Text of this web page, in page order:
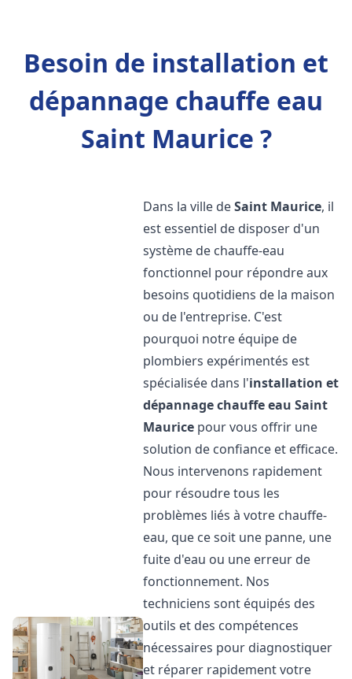
Besoin de installation et
dépannage chauffe eau
Saint Maurice ?
Dans la ville deSaint Maurice, il
est essentiel de disposer d'un
système de chauffe-eau
fonctionnel pour répondre aux
besoins quotidiens de la maison
ou de l'entreprise. C'est
pourquoi notre équipe de
plombiers expérimentés est
spécialisée dans l'installation et
dépannage chauffe eau Saint
Maurice pour vous offrir une
solution de confiance et efficace.
Nous intervenons rapidement
pour résoudre tous les
problèmes liés à votre chauffe-
eau, que ce soit une panne, une
fuite d'eau ou une erreur de
fonctionnement. Nos
techniciens sont équipés des
outils et des compétences
nécessaires pour diagnostiquer
et réparer rapidement votre